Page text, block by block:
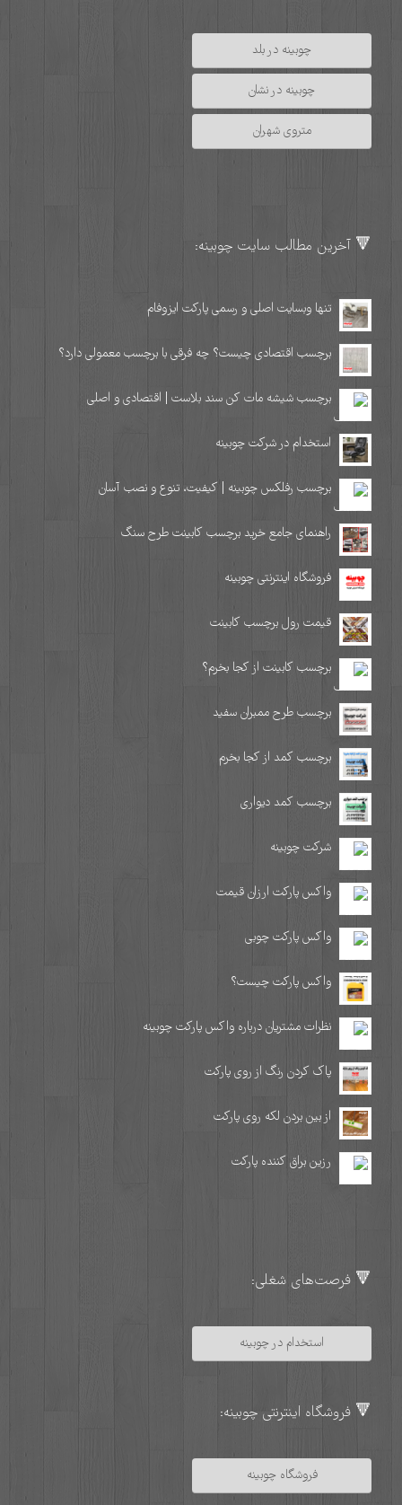
چوبینه در بلد
چوبینه در نشان
متروی شهران
🔻 آخرین مطالب سایت چوبینه:
تنها وبسایت اصلی و رسمی پارکت ایزوفام
برچسب اقتصادی چیست؟ چه فرقی با برچسب معمولی دارد؟
برچسب شیشه مات کن سند بلاست | اقتصادی و اصلی
استخدام در شرکت چوبینه
برچسب رفلکس چوبینه | کیفیت، تنوع و نصب آسان
راهنمای جامع خرید برچسب کابینت طرح سنگ
فروشگاه اینترنتی چوبینه
قیمت رول برچسب کابینت
برچسب کابینت از کجا بخرم؟
برچسب طرح ممبران سفید
برچسب کمد از کجا بخرم
برچسب کمد دیواری
شرکت چوبینه
واکس پارکت ارزان قیمت
واکس پارکت چوبی
واکس پارکت چیست؟
نظرات مشتریان درباره واکس پارکت چوبینه
پاک کردن رنگ از روی پارکت
از بین بردن لکه روی پارکت
رزین براق کننده پارکت
🔻 فرصت‌های شغلی:
استخدام در چوبینه
🔻 فروشگاه اینترنتی چوبینه:
فروشگاه چوبینه